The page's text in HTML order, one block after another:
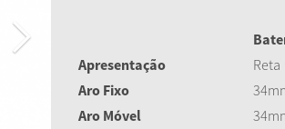
Apresentação
Reta
Aro Fixo
Aro Móvel